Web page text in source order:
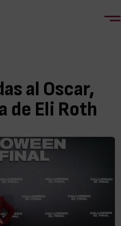
al Oscar,
de Eli Roth